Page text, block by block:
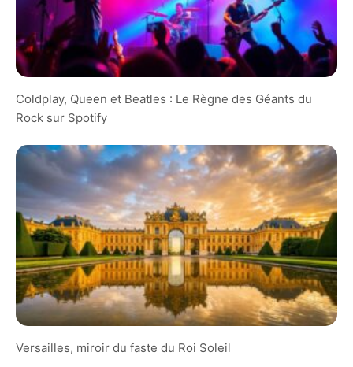
Coldplay, Queen et Beatles : Le Règne des Géants du
Rock sur Spotify
Versailles, miroir du faste du Roi Soleil